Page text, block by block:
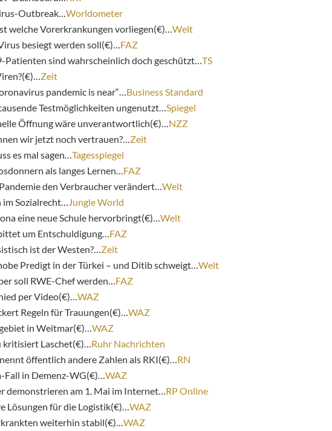
Outbreak… Worldometer
welche Vorerkrankungen vorliegen(€)… Welt
besiegt werden soll(€)… FAZ
Patienten sind wahrscheinlich doch geschützt… TS
Zeit
pandemic is near“… Business Standard
Testmöglichkeiten ungenutzt… Spiegel
Öffnung wäre unverantwortlich(€)… NZZ
wir jetzt noch vertrauen?… Zeit
es mal sagen… Tagesspiegel
als langes Lernen… FAZ
den Verbraucher verändert… Welt
Sozialrecht…
Jungle World
eine neue Schule hervorbringt(€)… Welt
um Entschuldigung… FAZ
ist der Westen?… Zeit
Predigt in der Türkei – und Ditib schweigt… Welt
soll RWE-Chef werden… FAZ
per Video(€)… WAZ
Regeln für Trauungen(€)… WAZ
in Weitmar(€)… WAZ
kritisiert Laschet(€)… Ruhr Nachrichten
öffentlich andere Zahlen als RKI(€)… RN
Fall in Demenz-WG(€)… WAZ
demonstrieren am 1. Mai im Internet… RP Online
Lösungen für die Logistik(€)… WAZ
weiterhin stabil(€)… WAZ